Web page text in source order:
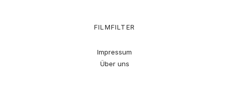
FILMFILTER
Impressum
Über uns